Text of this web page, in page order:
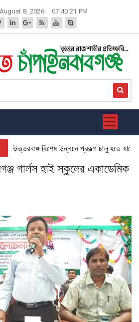
8, 2026 07:40:21 PM
উত্তরবঙ্গে বিশেষ উন্নয়ন প্রকল্প চালু হতে যাচ্ছে:
গার্লস হাই স্কুলের একাডেমিক